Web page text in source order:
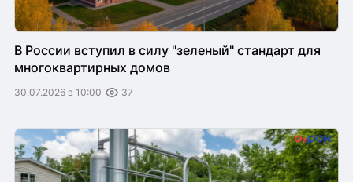
В России вступил в силу "зеленый" стандарт для
многоквартирных домов
30.07.2026 в 10:00 37